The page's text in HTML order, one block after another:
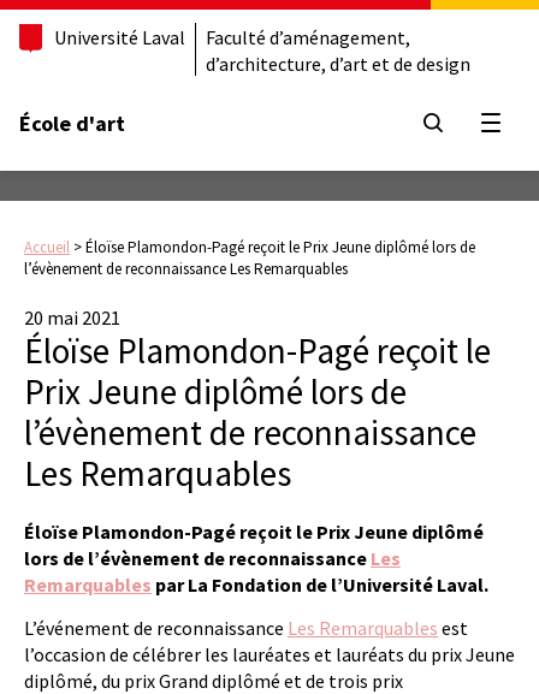
Université Laval
Faculté d’aménagement,
d’architecture, d’art et de design
École d'art
Accueil >Éloïse Plamondon-Pagé reçoit le Prix Jeune diplômé lors de
l’évènement de reconnaissance Les Remarquables
20 mai 2021
Éloïse Plamondon-Pagé reçoit le
Prix Jeune diplômé lors de
l’évènement de reconnaissance
Les Remarquables
Éloïse Plamondon-Pagé reçoit le Prix Jeune diplômé
lors de l’évènement de reconnaissance Les
Remarquables parLa Fondation de l’Université Laval.
L’événement de reconnaissance Les Remarquables est
l’occasion de célébrer les lauréates et lauréats du prix Jeune
diplômé, du prix Grand diplômé et de trois prix